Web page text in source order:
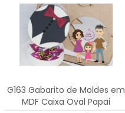
G163 Gabarito de Moldes em
MDF Caixa Oval Papai